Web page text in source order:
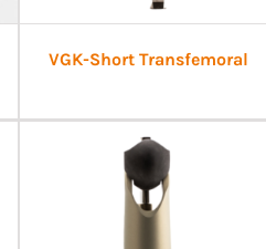
VGK-Short Transfemoral